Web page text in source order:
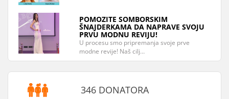
POMOZITE SOMBORSKIM
ŠNAJDERKAMA DA NAPRAVE SVOJU
PRVU MODNU REVIJU!
U procesu smo pripremanja svoje prve
modne revije! Naš cilj…
346 DONATORA